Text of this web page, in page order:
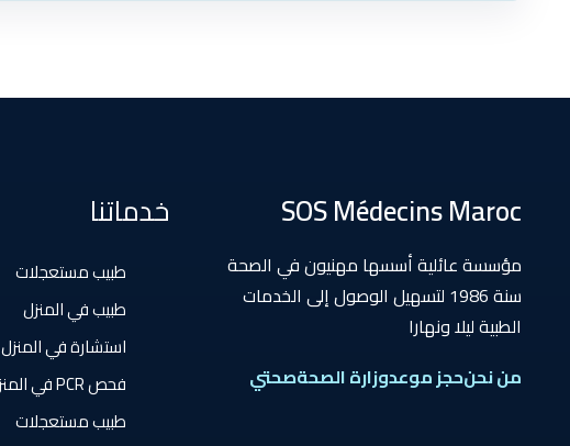
SOS Médecins Maroc
مؤسسة عائلية أسسها مهنيون في الصحة
سنة 1986 لتسهيل الوصول إلى الخدمات
الطبية ليلا ونهارا
من نحنحجز موعدوزارة الصحةصحتي
خدماتنا
طبيب مستعجلات
طبيب في المنزل
استشارة في المنزل
فحص PCR في المنزل
طبيب مستعجلات